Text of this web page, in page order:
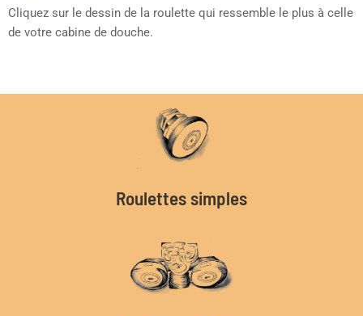
Cliquez sur le dessin de la roulette qui ressemble le plus à celle
de votre cabine de douche.
Roulettes simples